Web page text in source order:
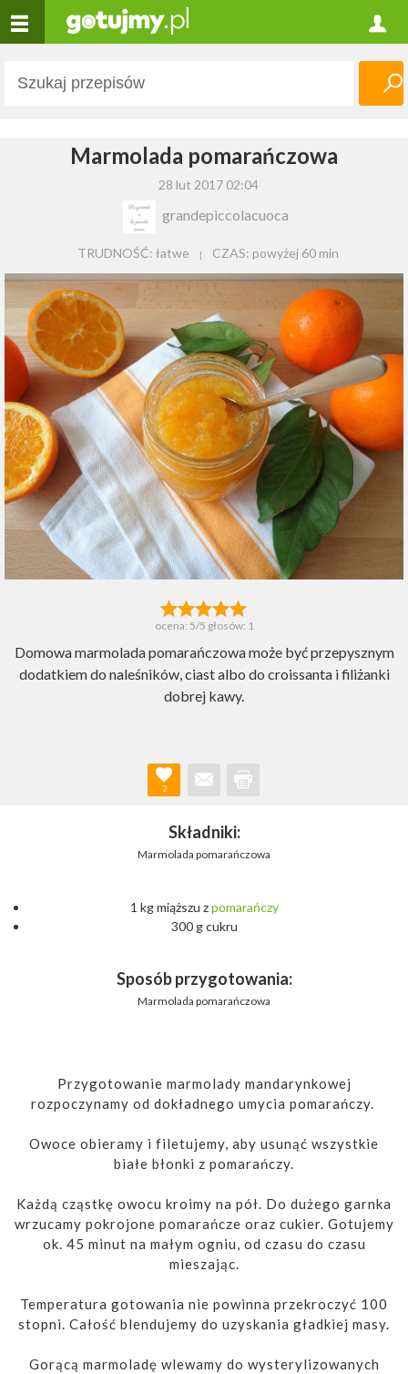
Marmolada pomarańczowa
28 lut 2017 02:04
grandepiccolacuoca
TRUDNOŚĆ: łatwe CZAS: powyżej 60 min
ocena: 5/5 głosów: 1
Domowa marmolada pomarańczowa może być przepysznym
dodatkiem do naleśników, ciast albo do croissanta i filiżanki
dobrej kawy.
2
Składniki:
Marmolada pomarańczowa
1 kg miąższu zpomarańczy
300 g cukru
Sposób przygotowania:
Marmolada pomarańczowa
Przygotowanie marmolady mandarynkowej
rozpoczynamy od dokładnego umycia pomarańczy.
Owoce obieramy i filetujemy, aby usunąć wszystkie
białe błonki z pomarańczy.
Każdą cząstkę owocu kroimy na pół. Do dużego garnka
wrzucamy pokrojone pomarańcze oraz cukier. Gotujemy
ok. 45 minut na małym ogniu, od czasu do czasu
mieszając.
Temperatura gotowania nie powinna przekroczyć 100
stopni. Całość blendujemy do uzyskania gładkiej masy.
Gorącą marmoladę wlewamy do wysterylizowanych